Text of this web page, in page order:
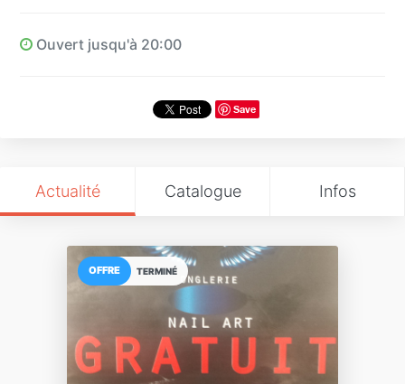
Ouvert jusqu'à 20:00
Save
Actualité Catalogue Infos
TERMINÉ
OFFRE